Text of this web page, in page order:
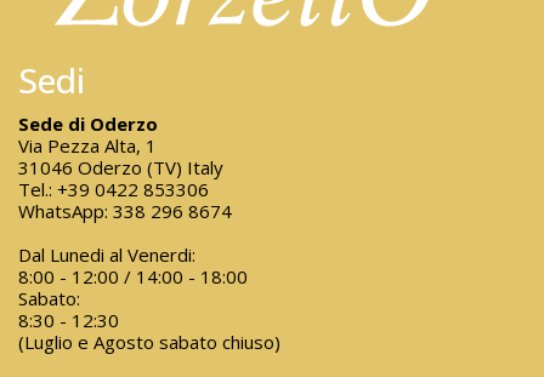
Sedi
Sede di Oderzo
Via Pezza Alta, 1
31046 Oderzo (TV) Italy
Tel.: +39 0422 853306
WhatsApp: 338 296 8674
Dal Lunedi al Venerdi:
8:00 - 12:00 / 14:00 - 18:00
Sabato:
8:30 - 12:30
(Luglio e Agosto sabato chiuso)